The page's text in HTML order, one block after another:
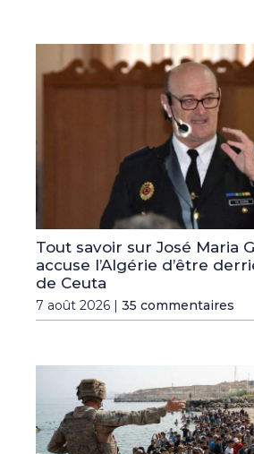
Tout savoir sur José Maria
accuse l’Algérie d’être
de Ceuta
7 août 2026 | 35 commentaires